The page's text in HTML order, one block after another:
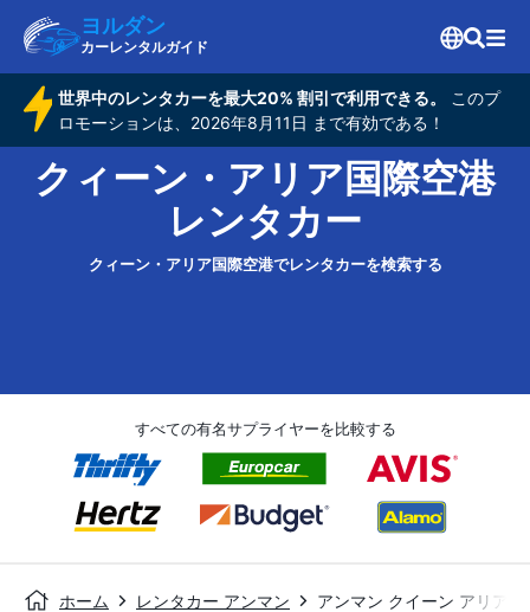
ヨルダン
カーレンタルガイド
世界中のレンタカーを最大20% 割引で利用できる。
このプ
ロモーションは、2026年8月11日 まで有効である！
クィーン・アリア国際空港
レンタカー
クィーン・アリア国際空港でレンタカーを検索する
すべての有名サプライヤーを比較する
ホーム レンタカー アンマン アンマン クイーン アリア空